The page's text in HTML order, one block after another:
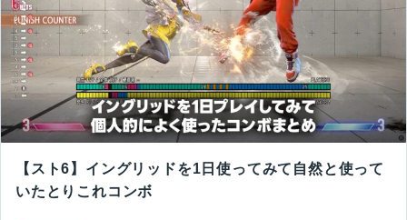
【スト6】イングリッドを1日使ってみて自然と使って
いたとりこれコンボ